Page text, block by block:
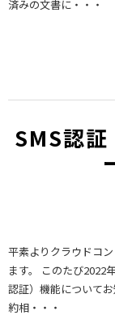
済みの文書に・・・
SMS認
平素よりクラウドコ
ます。 このたび2022
認証）機能について
約相・・・